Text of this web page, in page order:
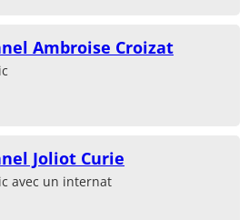
Ambroise Croizat
Joliot Curie
avec un internat